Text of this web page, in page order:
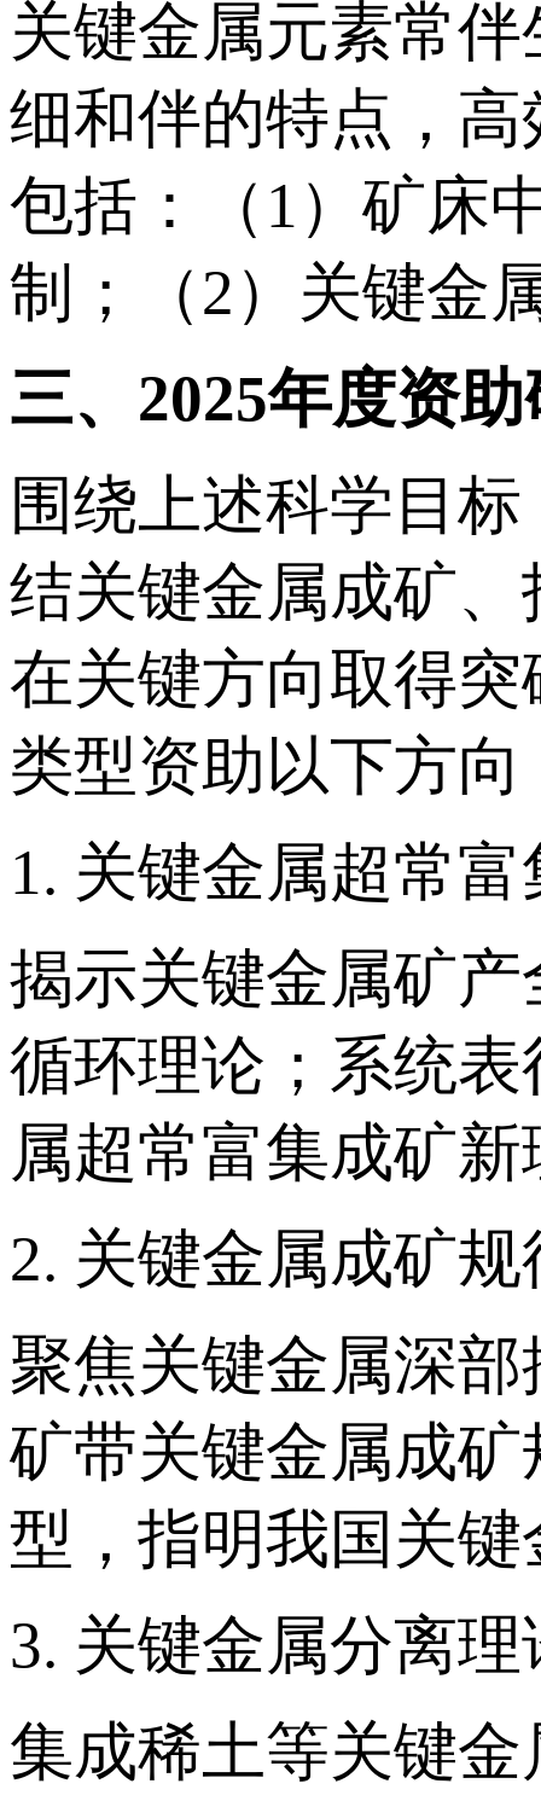
关键金属元素常
细和伴的特点，
包括：（1）矿床
制；（2）关键金
三、2025年度资
围绕上述科学目
结关键金属成矿
在关键方向取得
类型资助以下方向
1. 关键金属超常
揭示关键金属矿
循环理论；系统
属超常富集成矿
2. 关键金属成矿
聚焦关键金属深
矿带关键金属成
型，指明我国关
3. 关键金属分离
集成稀土等关键